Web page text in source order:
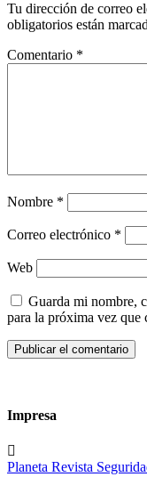
Tu dirección de correo
obligatorios están
Comentario *
Nombre *
Correo electrónico *
Web
Guarda mi nombre,
para la próxima vez que
Impresa
Planeta Revista